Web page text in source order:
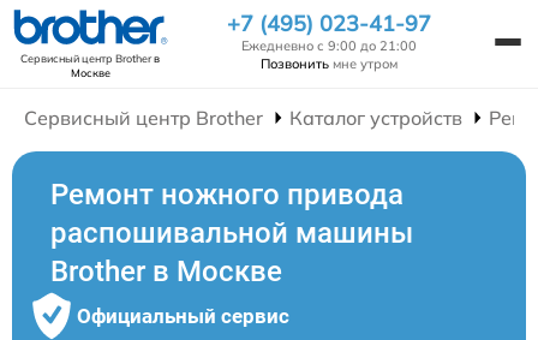
Сервисный центр Brotherв
Москве
+7 (495) 023-41-97
Ежедневно с 9:00 до 21:00
Позвонить мне утром
Сервисный центр Brother Каталог устройств
Ремонт ножного привода
распошивальной машины
Brother в Москве
Официальный сервис